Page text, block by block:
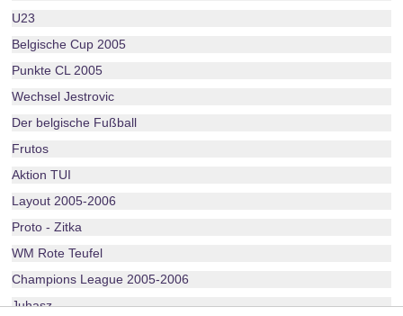
U23
Belgische Cup 2005
Punkte CL 2005
Wechsel Jestrovic
Der belgische Fußball
Frutos
Aktion TUI
Layout 2005-2006
Proto - Zitka
WM Rote Teufel
Champions League 2005-2006
Juhasz